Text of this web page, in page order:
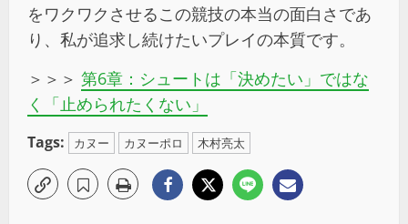
をワクワクさせるこの競技の本当の面白さであ
り、私が追求し続けたいプレイの本質です。
＞＞＞ 第6章：シュートは「決めたい」ではな
く「止められたくない」
Tags: カヌー カヌーポロ 木村亮太